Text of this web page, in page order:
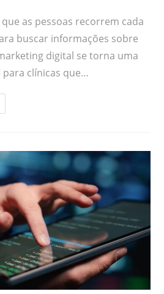
as pessoas recorrem cada
buscar informações sobre
digital se torna uma
clínicas que…